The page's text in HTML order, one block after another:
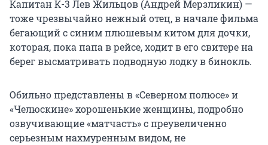
Капитан К-3 Лев Жильцов (Андрей Мерзликин) —
тоже чрезвычайно нежный отец, в начале фильма
бегающий с синим плюшевым китом для дочки,
которая, пока папа в рейсе, ходит в его свитере на
берег высматривать подводную лодку в бинокль.
Обильно представлены в «Северном полюсе» и
«Челюскине» хорошенькие женщины, подробно
озвучивающие «матчасть» с преувеличенно
серьезным нахмуренным видом, не